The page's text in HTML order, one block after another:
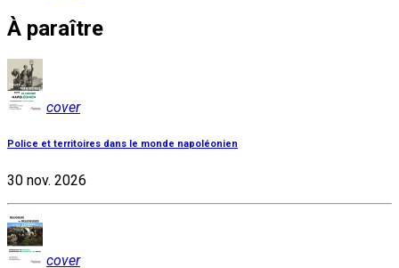
À paraître
cover
Police et territoires dans le monde napoléonien
30 nov. 2026
cover